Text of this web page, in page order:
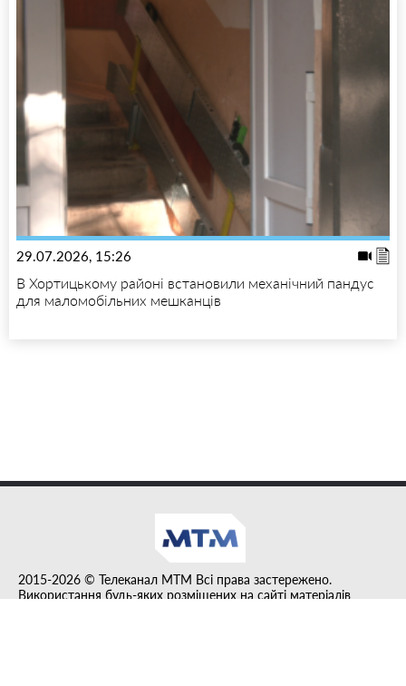
29.07.2026, 15:26
В Хортицькому районі встановили механічний пандус
для маломобільних мешканців
2015-2026 © Телеканал MTM Всі права застережено.
Використання будь-яких розміщених на сайті матеріалів